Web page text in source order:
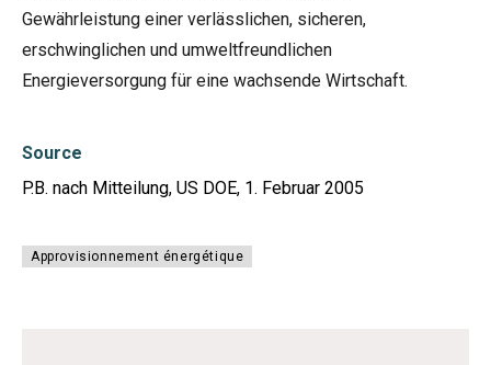
Gewährleistung einer verlässlichen, sicheren,
erschwinglichen und umweltfreundlichen
Energieversorgung für eine wachsende Wirtschaft.
Source
P.B. nach Mitteilung, US DOE, 1. Februar 2005
Approvisionnement énergétique